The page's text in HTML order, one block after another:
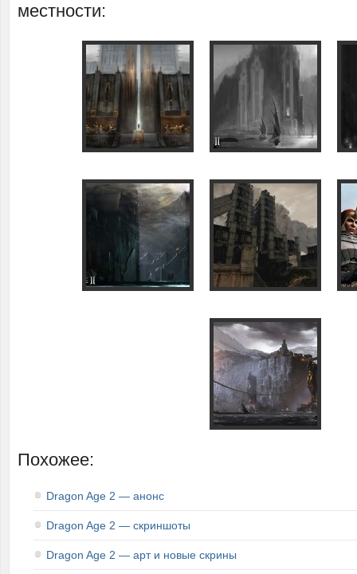
местности:
Похожее:
Dragon Age 2 — анонс
Dragon Age 2 — скриншоты
Dragon Age 2 — арт и новые скрины